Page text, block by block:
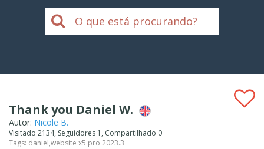
Thank you Daniel W.
Autor: Nicole B.
Visitado 2134, Seguidores 1, Compartilhado 0
Tags: daniel,website x5 pro 2023.3